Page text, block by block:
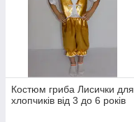
Костюм гриба Лисички для
хлопчиків від 3 до 6 років